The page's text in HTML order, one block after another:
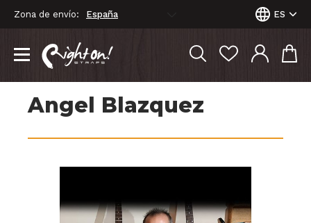
Zona de envío: ES
Angel Blazquez